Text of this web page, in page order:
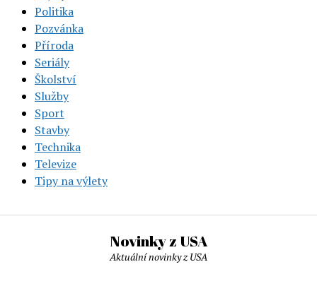
Politika
Pozvánka
Příroda
Seriály
Školství
Služby
Sport
Stavby
Technika
Televize
Tipy na výlety
Novinky z USA
Aktuální novinky z USA